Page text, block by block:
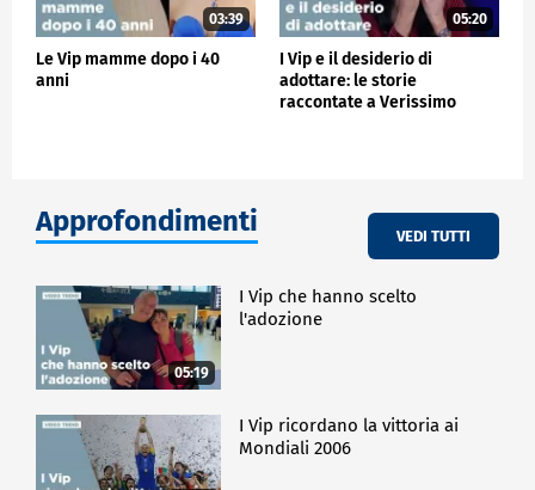
03:39
Le Vip mamme dopo i 40
anni
05:20
I Vip e il desiderio di
adottare: le storie
raccontate a Verissimo
Approfondimenti VEDI TUTTI
05:19
I Vip che hanno scelto
l'adozione
I Vip ricordano la vittoria ai
Mondiali 2006